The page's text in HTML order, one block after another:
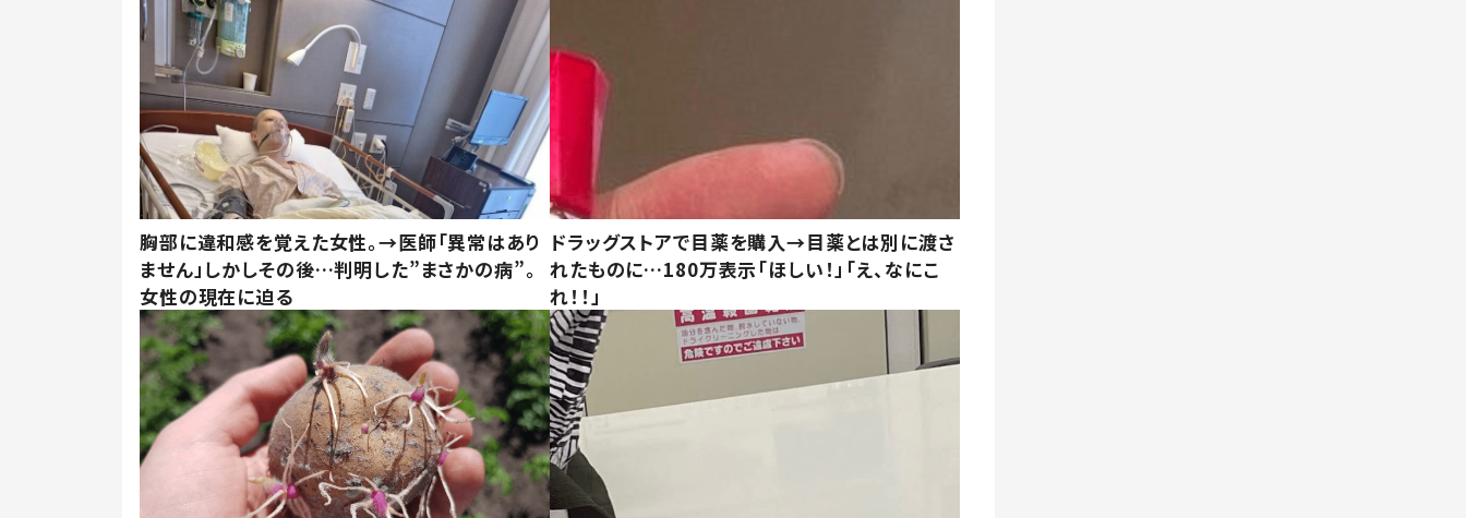
胸部に違和感を覚えた女性。→医師「異常はあり
ません」しかしその後…判明した”まさかの病”。
女性の現在に迫る
ドラッグストアで目薬を購入→目薬とは別に渡さ
れたものに…180万表示「ほしい！」「え、なにこ
れ！！」